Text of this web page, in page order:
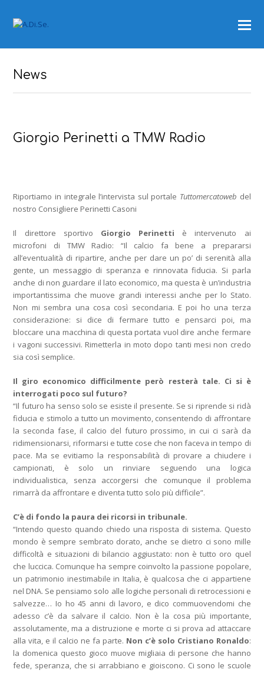
News
Giorgio Perinetti a TMW Radio
Riportiamo in integrale l’intervista sul portale Tuttomercatoweb del
nostro Consigliere Perinetti Casoni
Il direttore sportivo Giorgio Perinetti è intervenuto ai
microfoni di TMW Radio: “Il calcio fa bene a prepararsi
all’eventualità di ripartire, anche per dare un po’ di serenità alla
gente, un messaggio di speranza e rinnovata fiducia. Si parla
anche di non guardare il lato economico, ma questa è un’industria
importantissima che muove grandi interessi anche per lo Stato.
Non mi sembra una cosa così secondaria. E poi ho una terza
considerazione: si dice di fermare tutto e pensarci poi, ma
bloccare una macchina di questa portata vuol dire anche fermare
i vagoni successivi. Rimetterla in moto dopo tanti mesi non credo
sia così semplice.
Il giro economico difficilmente però resterà tale. Ci si è
interrogati poco sul futuro?
“Il futuro ha senso solo se esiste il presente. Se si riprende si ridà
fiducia e stimolo a tutto un movimento, consentendo di affrontare
la seconda fase, il calcio del futuro prossimo, in cui ci sarà da
ridimensionarsi, riformarsi e tutte cose che non faceva in tempo di
pace. Ma se evitiamo la responsabilità di provare a chiudere i
campionati, è solo un rinviare seguendo una logica
individualistica, senza accorgersi che comunque il problema
rimarrà da affrontare e diventa tutto solo più difficile”.
C’è di fondo la paura dei ricorsi in tribunale.
“Intendo questo quando chiedo una risposta di sistema. Questo
mondo è sempre sembrato dorato, anche se dietro ci sono mille
difficoltà e situazioni di bilancio aggiustato: non è tutto oro quel
che luccica. Comunque ha sempre coinvolto la passione popolare,
un patrimonio inestimabile in Italia, è qualcosa che ci appartiene
nel DNA. Se pensiamo solo alle logiche personali di retrocessioni e
salvezze… Io ho 45 anni di lavoro, e dico commuovendomi che
adesso c’è da salvare il calcio. Non è la cosa più importante,
assolutamente, ma a distruzione e morte ci si prova ad attaccare
alla vita, e il calcio ne fa parte. Non c’è solo Cristiano Ronaldo:
la domenica questo gioco muove migliaia di persone che hanno
fede, speranza, che si arrabbiano e gioiscono. Ci sono le scuole